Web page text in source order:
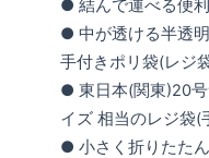
● 結んで運べる便
● 中が透ける半透
手付きポリ袋(レジ
● 東日本(関東)20
イズ 相当のレジ袋(
● 小さく折りたた